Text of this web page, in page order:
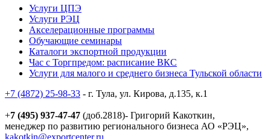
Услуги ЦПЭ
Услуги РЭЦ
Акселерационные программы
Обучающие семинары
Каталоги экспортной продукции
Час с Торгпредом: расписание ВКС
Услуги для малого и среднего бизнеса Тульской области
+7 (4872) 25-98-33 - г. Тула, ул. Кирова, д.135, к.1
+7 (495) 937-47-47 (доб.2818)- Григорий Какоткин,
менеджер по развитию регионального бизнеса АО «РЭЦ»,
kakotkin@exportcenter.ru